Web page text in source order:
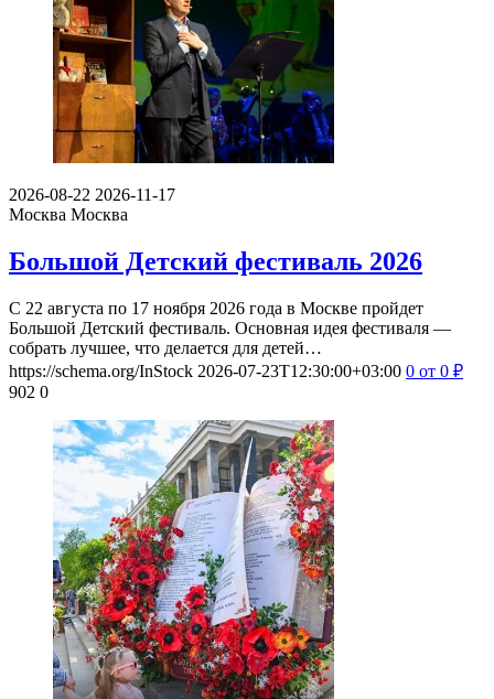
2026-08-22 2026-11-17
Москва Москва
Большой Детский фестиваль 2026
С 22 августа по 17 ноября 2026 года в Москве пройдет
Большой Детский фестиваль. Основная идея фестиваля —
собрать лучшее, что делается для детей…
https://schema.org/InStock 2026-07-23T12:30:00+03:00 0 от 0 ₽
902 0